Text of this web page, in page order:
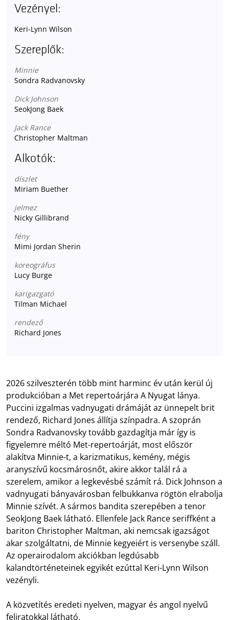
Vezényel:
Keri-Lynn Wilson
Szereplők:
Minnie
Sondra Radvanovsky
Dick Johnson
SeokJong Baek
Jack Rance
Christopher Maltman
Alkotók:
díszlet
Miriam Buether
jelmez
Nicky Gillibrand
fény
Mimi Jordan Sherin
koreográfus
Lucy Burge
karigazgató
Tilman Michael
rendező
Richard Jones
2026 szilveszterén több mint harminc év után kerül új
produkcióban a Met repertoárjára A Nyugat lánya.
Puccini izgalmas vadnyugati drámáját az ünnepelt brit
rendező, Richard Jones állítja színpadra. A szoprán
Sondra Radvanovsky tovább gazdagítja már így is
figyelemre méltó Met-repertoárját, most először
alakítva Minnie-t, a karizmatikus, kemény, mégis
aranyszívű kocsmárosnőt, akire akkor talál rá a
szerelem, amikor a legkevésbé számít rá. Dick Johnson a
vadnyugati bányavárosban felbukkanva rögtön elrabolja
Minnie szívét. A sármos bandita szerepében a tenor
SeokJong Baek látható. Ellenfele Jack Rance seriffként a
bariton Christopher Maltman, aki nemcsak igazságot
akar szolgáltatni, de Minnie kegyeiért is versenybe száll.
Az operairodalom akciókban legdúsabb
kalandtörténeteinek egyikét ezúttal Keri-Lynn Wilson
vezényli.
A közvetítés eredeti nyelven, magyar és angol nyelvű
feliratokkal látható.